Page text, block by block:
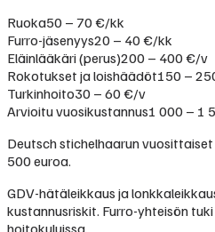
Ruoka50 – 70 €/kk
Furro-jäsenyys20 – 40 €/kk
Eläinlääkäri (perus)200 – 400 €/v
Rokotukset ja loishäädöt150 –
Turkinhoito30 – 60 €/v
Arvioitu vuosikustannus1 000 – 1
Deutsch stichelhaarun
500 euroa.
GDV-hätäleikkaus ja
kustannusriskit. Furro-yhteisön
hoitokuluissa.